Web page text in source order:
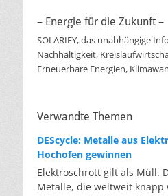
– Energie für die Zukunft –
SOLARIFY, das unabhängige
Nachhaltigkeit,
Erneuerbare Energien,
Verwandte Themen
DEScycle: Metalle aus
Hochofen gewinnen
Elektroschrott gilt als Müll.
Metalle, die weltweit knapp